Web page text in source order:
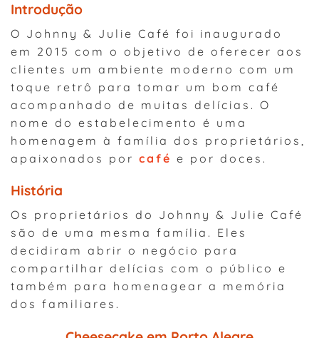
Introdução
O Johnny & Julie Café foi inaugurado
em 2015 com o objetivo de oferecer aos
clientes um ambiente moderno com um
toque retrô para tomar um bom café
acompanhado de muitas delícias. O
nome do estabelecimento é uma
homenagem à família dos proprietários,
apaixonados por café e por doces.
História
Os proprietários do Johnny & Julie Café
são de uma mesma família. Eles
decidiram abrir o negócio para
compartilhar delícias com o público e
também para homenagear a memória
dos familiares.